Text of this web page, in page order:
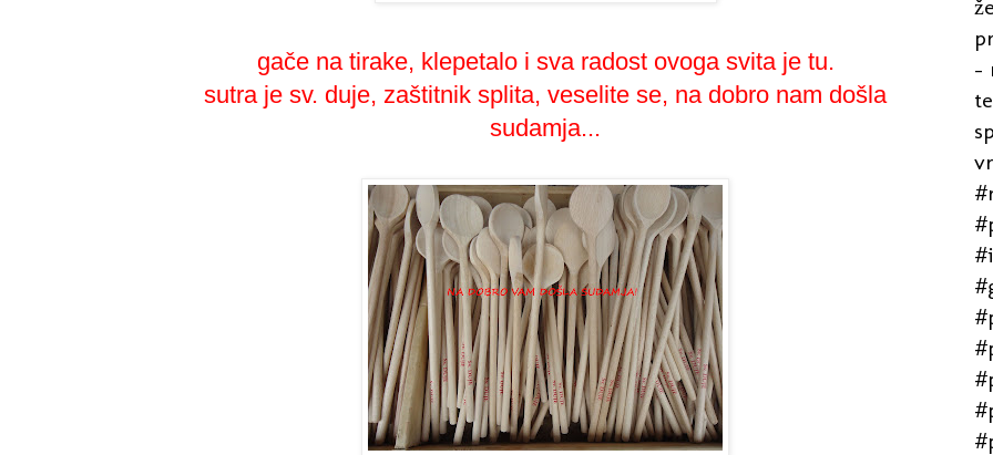
gače na tirake, klepetalo i sva radost ovoga svita je tu.
sutra je sv. duje, zaštitnik splita, veselite se, na dobro nam došla
sudamja...
-